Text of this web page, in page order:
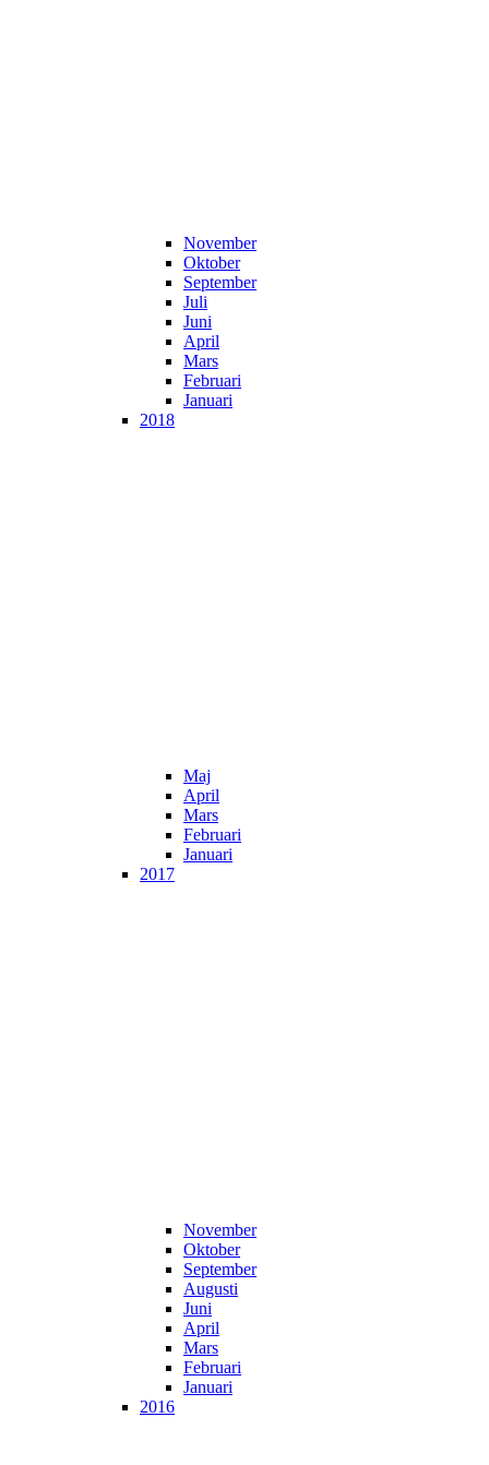
November
Oktober
September
Juli
Juni
April
Mars
Februari
Januari
2018
Maj
April
Mars
Februari
Januari
2017
November
Oktober
September
Augusti
Juni
April
Mars
Februari
Januari
2016